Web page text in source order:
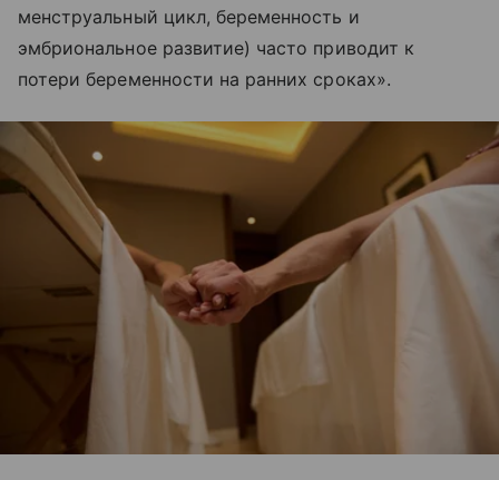
менструальный цикл, беременность и
эмбриональное развитие) часто приводит к
потери беременности на ранних сроках».